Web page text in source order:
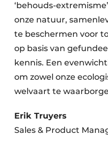
‘behouds-
onze natuur,
te beschermen voor
op basis van
kennis. Een
om zowel onze
welvaart te
Erik Truyers
Sales & Product